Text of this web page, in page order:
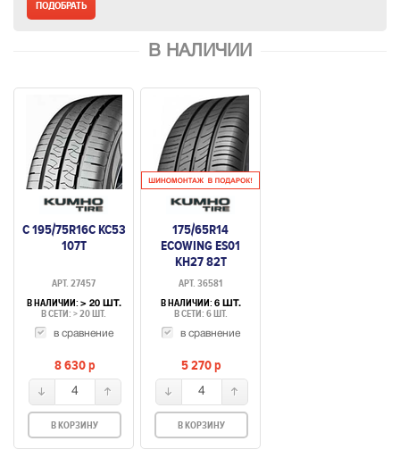
В НАЛИЧИИ
C 195/75R16C KC53
107T
АРТ. 27457
В НАЛИЧИИ: > 20 ШТ.
В СЕТИ: > 20 ШТ.
в сравнение
8 630p
4
В КОРЗИНУ
175/65R14
ECOWING ES01
KH27 82T
АРТ. 36581
В НАЛИЧИИ: 6 ШТ.
В СЕТИ: 6 ШТ.
в сравнение
5 270p
4
В КОРЗИНУ